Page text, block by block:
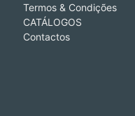
Termos & Condições
CATÁLOGOS
Contactos